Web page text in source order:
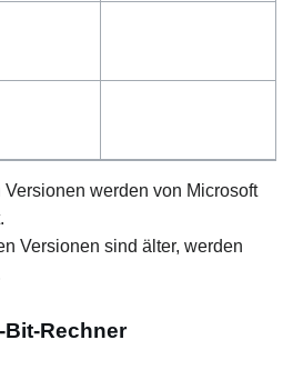
Versionen werden von Microsoft
Versionen sind älter, werden
Bit-Rechner